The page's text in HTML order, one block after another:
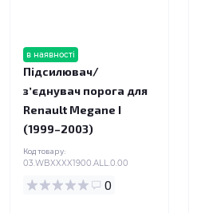
в наявності
Підсилювач/
зʼєднувач порога для
Renault Megane I
(1999–2003)
Код товару:
03.WBXXXX1900.ALL.0.00
0